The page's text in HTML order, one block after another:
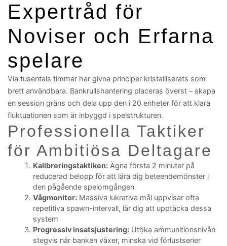
Expertråd för
Noviser och Erfarna
spelare
Via tusentals timmar har givna principer kristalliserats som
brett användbara. Bankrullshantering placeras överst – skapa
en session gräns och dela upp den i 20 enheter för att klara
fluktuationen som är inbyggd i spelstrukturen.
Professionella Taktiker
för Ambitiösa Deltagare
Kalibreringstaktiken: Ägna första 2 minuter på
reducerad belopp för att lära dig beteendemönster i
den pågående spelomgången
Vågmonitor: Massiva lukrativa mål uppvisar ofta
repetitiva spawn-intervall, lär dig att upptäcka dessa
system
Progressiv insatsjustering: Utöka ammunitionsnivån
stegvis när banken växer, minska vid förlustserier